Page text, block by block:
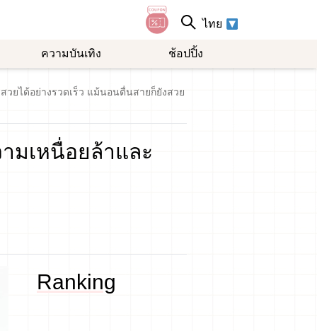
ไทย
ความบันเทิง ช้อปปิ้ง
ยได้อย่างรวดเร็ว แม้นอนตื่นสายก็ยังสวย
มเหนื่อยล้าและ
Ranking